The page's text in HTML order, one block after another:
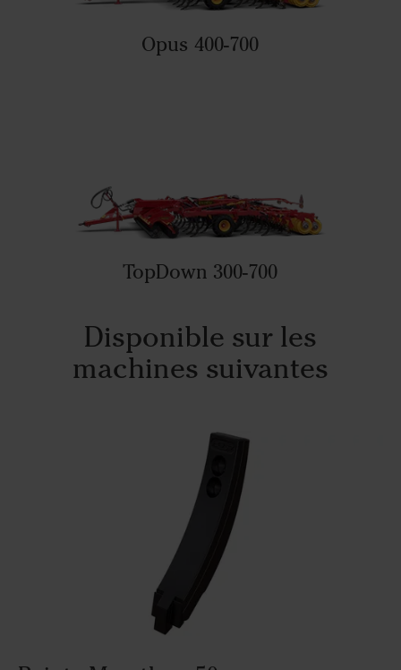
Opus 400-700
TopDown 300-700
Disponible sur les
machines suivantes